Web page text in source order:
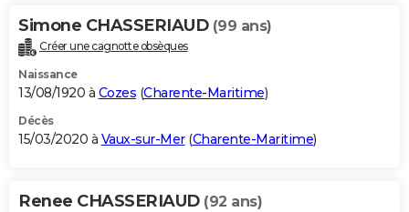
Simone CHASSERIAUD (99 ans)
Créer une cagnotte obsèques
Naissance
13/08/1920 à Cozes (Charente-Maritime)
Décès
15/03/2020 à Vaux-sur-Mer(Charente-Maritime)
Renee CHASSERIAUD (92 ans)